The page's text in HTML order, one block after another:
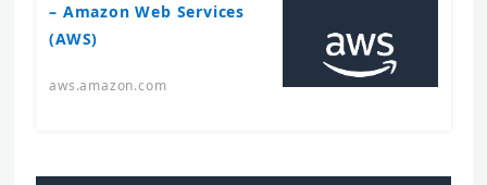
– Amazon Web Services
(AWS)
aws.amazon.com